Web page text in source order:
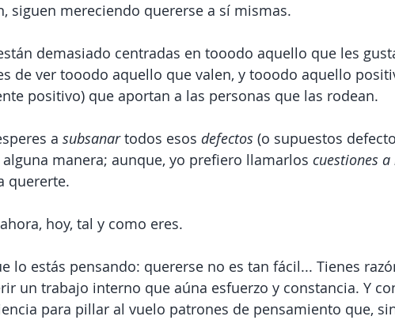
siguen mereciendo quererse a sí mismas.
demasiado centradas en tooodo aquello que les
de ver tooodo aquello que valen, y tooodo aquello
positivo) que aportan a las personas que las rodean.
a subsanar todos esos defectos (o supuestos
manera; aunque, yo prefiero llamarlos cuestiones
quererte.
hoy, tal y como eres.
lo estás pensando: quererse no es tan fácil... Tienes
un trabajo interno que aúna esfuerzo y constancia. Y
para pillar al vuelo patrones de pensamiento que,